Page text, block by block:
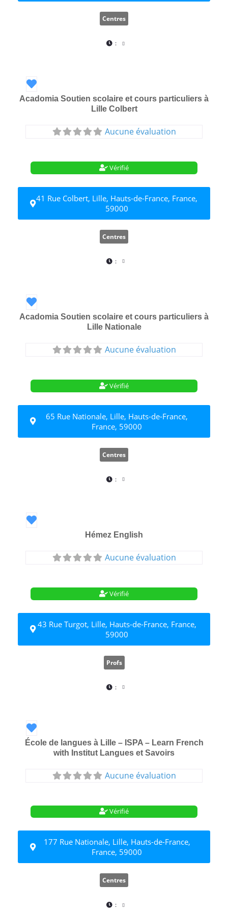
Centres
:
Favori
Acadomia Soutien scolaire et cours particuliers à
Lille Colbert
Aucune évaluation
Vérifié
41 Rue Colbert, Lille, Hauts-de-France, France,
59000
Centres
:
Favori
Acadomia Soutien scolaire et cours particuliers à
Lille Nationale
Aucune évaluation
Vérifié
65 Rue Nationale, Lille, Hauts-de-France,
France, 59000
Centres
:
Favori
Hémez English
Aucune évaluation
Vérifié
43 Rue Turgot, Lille, Hauts-de-France, France,
59000
Profs
:
Favori
École de langues à Lille – ISPA – Learn French
with Institut Langues et Savoirs
Aucune évaluation
Vérifié
177 Rue Nationale, Lille, Hauts-de-France,
France, 59000
Centres
: